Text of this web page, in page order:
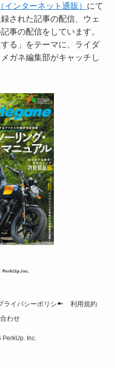
ンターネット通販） にて
された記事の配信、ウェ
事の配信をしています。
る」をテーマに、ライダ
ガネ編集部がキャッチし
ライバシーポリシー
利用規約
わせ
Inc.